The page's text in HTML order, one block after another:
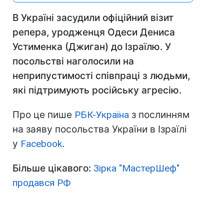
В Україні засудили офіційний візит
репера, уродженця Одеси Дениса
Устименка (Джиган) до Ізраїлю. У
посольстві наголосили на
неприпустимості співпраці з людьми,
які підтримують російську агресію.
Про це пише РБК-Україна з послинням
на заяву посольства України в Ізраїлі
у Facebook.
Більше цікавого: Зірка "МастерШеф"
продався РФ